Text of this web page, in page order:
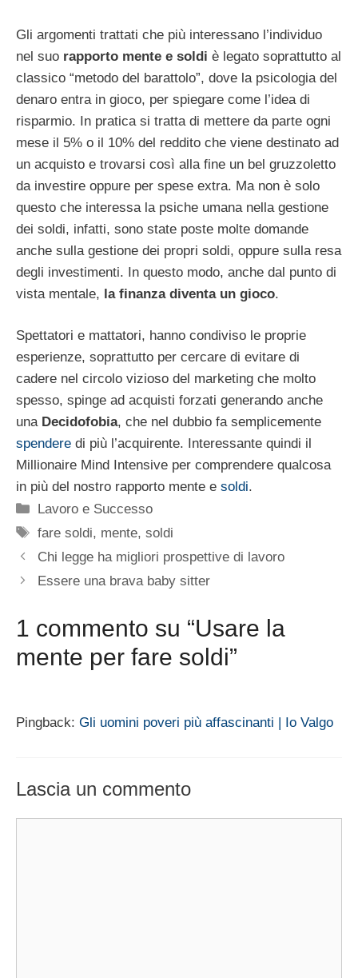
Gli argomenti trattati che più interessano l’individuo
nel suo rapporto mente e soldi è legato soprattutto al
classico “metodo del barattolo”, dove la psicologia del
denaro entra in gioco, per spiegare come l’idea di
risparmio. In pratica si tratta di mettere da parte ogni
mese il 5% o il 10% del reddito che viene destinato ad
un acquisto e trovarsi così alla fine un bel gruzzoletto
da investire oppure per spese extra. Ma non è solo
questo che interessa la psiche umana nella gestione
dei soldi, infatti, sono state poste molte domande
anche sulla gestione dei propri soldi, oppure sulla resa
degli investimenti. In questo modo, anche dal punto di
vista mentale, la finanza diventa un gioco.
Spettatori e mattatori, hanno condiviso le proprie
esperienze, soprattutto per cercare di evitare di
cadere nel circolo vizioso del marketing che molto
spesso, spinge ad acquisti forzati generando anche
una Decidofobia, che nel dubbio fa semplicemente
spendere di più l’acquirente. Interessante quindi il
Millionaire Mind Intensive per comprendere qualcosa
in più del nostro rapporto mente e soldi.
Categorie
Lavoro e Successo
Tag
fare soldi, mente,soldi
Chi legge ha migliori prospettive di lavoro
Essere una brava baby sitter
1 commento su “Usare la
mente per fare soldi”
Pingback: Gli uomini poveri più affascinanti | Io Valgo
Lascia un commento